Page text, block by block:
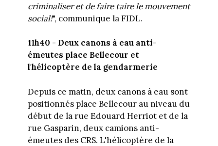
criminaliser et de faire taire le mouvement
social!", communique la FIDL.
11h40 - Deux canons à eau anti-
émeutes place Bellecour et
l'hélicoptère de la gendarmerie
Depuis ce matin, deux canons à eau sont
positionnés place Bellecour au niveau du
début de la rue Edouard Herriot et de la
rue Gasparin, deux camions anti-
émeutes des CRS. L'hélicoptère de la